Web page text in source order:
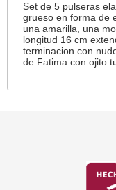
Set de 5 pulseras
grueso en forma de
una amarilla, una
longitud 16 cm
terminacion con
de Fatima con ojito